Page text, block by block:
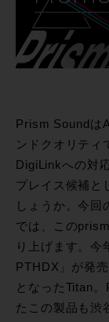
Prism Soundは
ンドクオリティ
DigiLinkへの対
プレイス候補と
しょうか。今
では、この
り上げます。今
PTHDX」が発
となったTitan
たこの製品も渋